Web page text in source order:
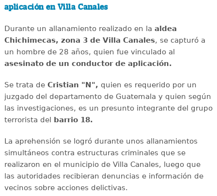
aplicación en Villa Canales
Durante un allanamiento realizado en la aldea
Chichimecas, zona 3 de Villa Canales, se capturó a
un hombre de 28 años, quien fue vinculado al
asesinato de un conductor de aplicación.
Se trata de Cristian "N", quien es requerido por un
juzgado del departamento de Guatemala y quien según
las investigaciones, es un presunto integrante del grupo
terrorista del barrio 18.
La aprehensión se logró durante unos allanamientos
simultáneos contra estructuras criminales que se
realizaron en el municipio de Villa Canales, luego que
las autoridades recibieran denuncias e información de
vecinos sobre acciones delictivas.